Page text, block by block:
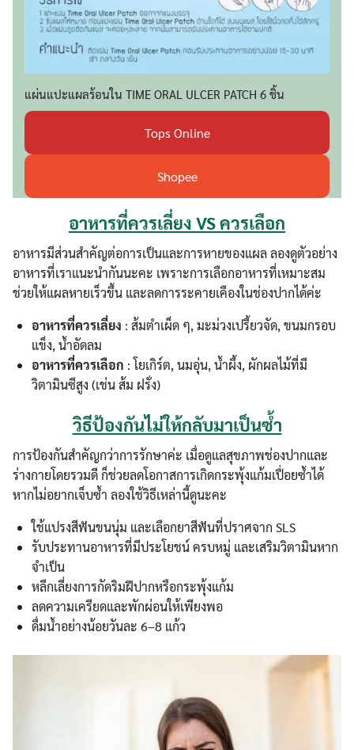
แผ่นแปะแผลร้อนใน TIME ORAL ULCER PATCH 6 ชิ้น
Tops Online
Shopee
อาหารที่ควรเลี่ยง VS ควรเลือก
อาหารมีส่วนสำคัญต่อการเป็นและการหายของแผล ลองดูตัวอย่าง
อาหารที่เราแนะนำกันนะคะ เพราะการเลือกอาหารที่เหมาะสม
ช่วยให้แผลหายเร็วขึ้น และลดการระคายเคืองในช่องปากได้ค่ะ
อาหารที่ควรเลี่ยง : ส้มตำเผ็ด ๆ, มะม่วงเปรี้ยวจัด, ขนมกรอบ
แข็ง, น้ำอัดลม
อาหารที่ควรเลือก : โยเกิร์ต, นมอุ่น, น้ำผึ้ง, ผักผลไม้ที่มี
วิตามินซีสูง (เช่น ส้ม ฝรั่ง)
วิธีป้องกันไม่ให้กลับมาเป็นซ้ำ
การป้องกันสำคัญกว่าการรักษาค่ะ เมื่อดูแลสุขภาพช่องปากและ
ร่างกายโดยรวมดี ก็ช่วยลดโอกาสการเกิดกระพุ้งแก้มเปื่อยซ้ำได้
หากไม่อยากเจ็บซ้ำ ลองใช้วิธีเหล่านี้ดูนะคะ
ใช้แปรงสีฟันขนนุ่ม และเลือกยาสีฟันที่ปราศจาก SLS
รับประทานอาหารที่มีประโยชน์ ครบหมู่ และเสริมวิตามินหาก
จำเป็น
หลีกเลี่ยงการกัดริมฝีปากหรือกระพุ้งแก้ม
ลดความเครียดและพักผ่อนให้เพียงพอ
ดื่มน้ำอย่างน้อยวันละ 6–8 แก้ว